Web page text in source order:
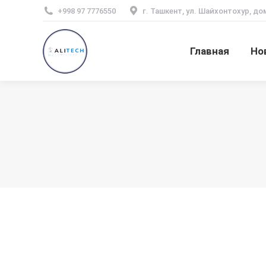
+998 97 7776550 г. Ташкент, ул. Шайхонтохур,
Главная